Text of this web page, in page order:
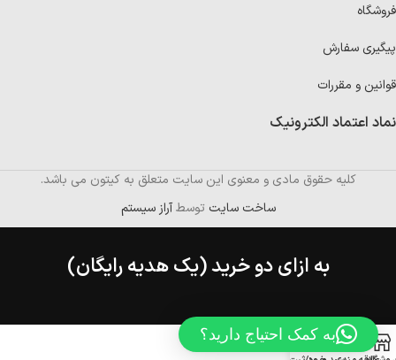
فروشگاه
پیگیری سفارش
قوانین و مقررات
نماد اعتماد الکترونیک
کلیه حقوق مادی و معنوی این سایت متعلق به کیتون می باشد.
ساخت سایت توسطآراز سیستم
به ازای دو خرید (یک هدیه رایگان)
به کمک احتیاج دارید؟